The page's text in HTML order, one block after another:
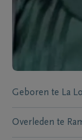
Geboren te La
Overleden te